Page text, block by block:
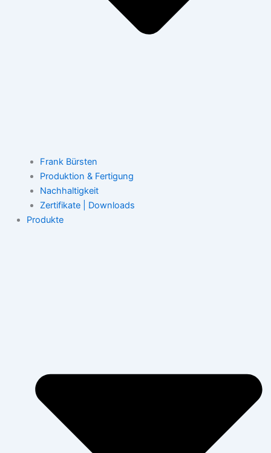
Frank Bürsten
Produktion & Fertigung
Nachhaltigkeit
Zertifikate | Downloads
Produkte